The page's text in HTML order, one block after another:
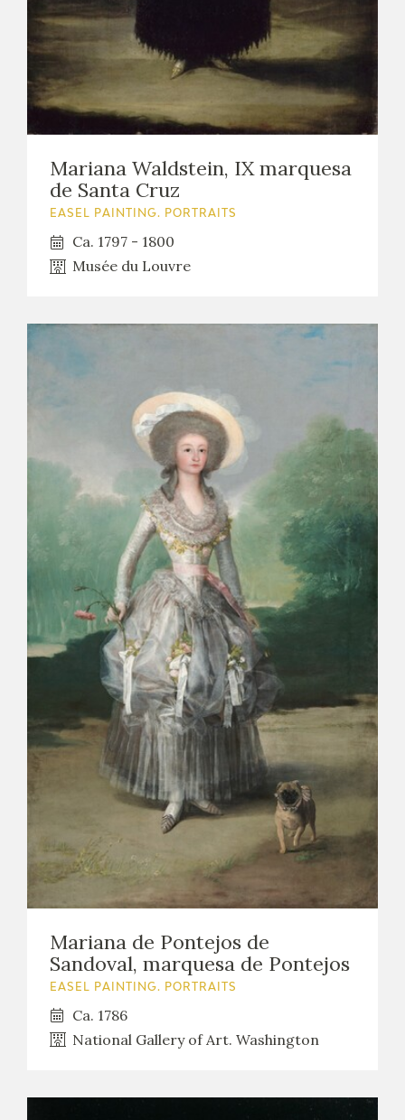
FRANCISCO DE GOYA
EL VIAJE DE GOYA
PREMIO ARAGÓN GOYA
ONLINE SHOP
RECURSOS EDUCATIVOS
Mariana Waldstein, IX marquesa
de Santa Cruz
EASEL PAINTING. PORTRAITS
Ca. 1797 - 1800
Musée du Louvre
Mariana de Pontejos de
Sandoval, marquesa de Pontejos
EASEL PAINTING. PORTRAITS
Ca. 1786
National Gallery of Art. Washington